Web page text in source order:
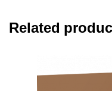
Related